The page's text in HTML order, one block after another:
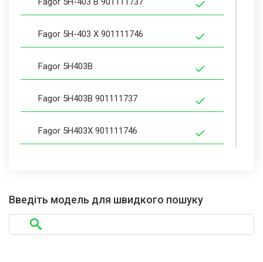
Fagor 5H-403 X 901111746
Fagor 5H403B
Fagor 5H403B 901111737
Fagor 5H403X 901111746
Fagor 5H-404 B1 901112111
Fagor 5H-404 N 901111764
Введіть модель для швидкого пошуку